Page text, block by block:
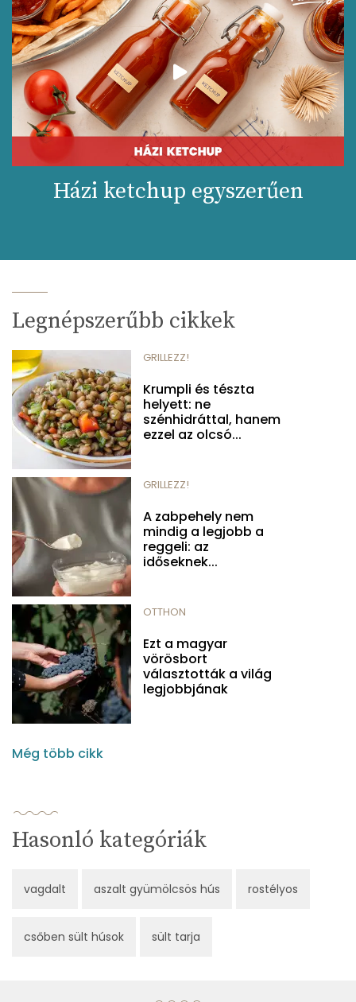
Házi ketchup egyszerűen
Legnépszerűbb cikkek
GRILLEZZ!
Krumpli és tészta
helyett: ne
szénhidráttal, hanem
ezzel az olcsó...
GRILLEZZ!
A zabpehely nem
mindig a legjobb a
reggeli: az
időseknek...
OTTHON
Ezt a magyar
vörösbort
választották a világ
legjobbjának
Még több cikk
Hasonló kategóriák
vagdalt aszalt gyümölcsös hús rostélyos
csőben sült húsok sült tarja